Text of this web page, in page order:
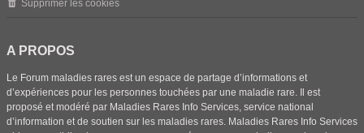
Supprimer les cookies
A PROPOS
Le Forum maladies rares est un espace de partage d’informations et
d’expériences pour les personnes touchées par une maladie rare. Il est
proposé et modéré par Maladies Rares Info Services, service national
d’information et de soutien sur les maladies rares. Maladies Rares Info Services